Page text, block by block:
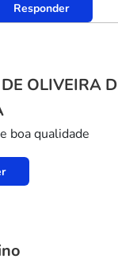
Responder
OLIVEIRA
boa qualidade